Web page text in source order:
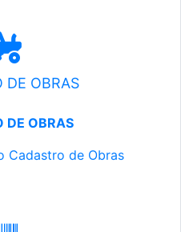
DE OBRAS
DE OBRAS
Cadastro de Obras